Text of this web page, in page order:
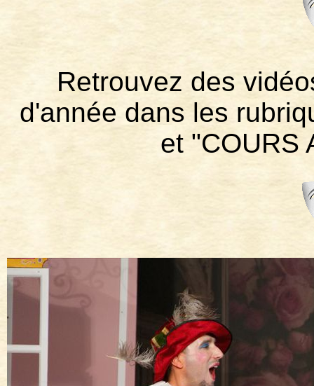
Retrouvez des
d'année dans les
et "COURS